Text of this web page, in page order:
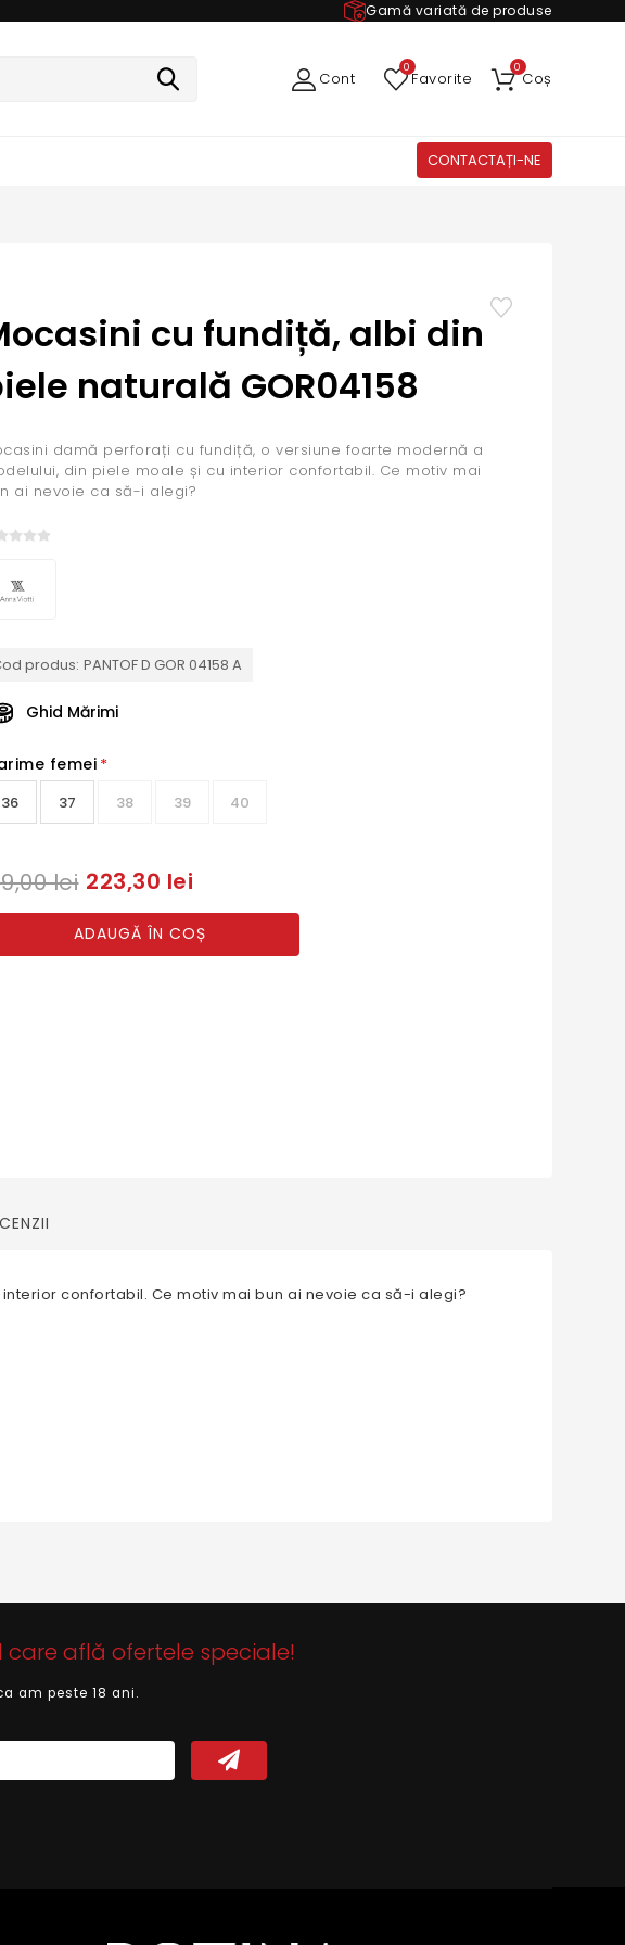
Gamă variată de produse
Cont Favorite
0
Coș
0
CONTACTAȚI-NE
cu fundiță, albi din
naturală GOR04158
damă perforați cu fundiță, o versiune foarte modernă a
din piele moale și cu interior confortabil. Ce motiv mai
ai nevoie ca să-i alegi?
produs: PANTOF D GOR 04158 A
Ghid Mărimi
femei *
36 37 38 39 40
lei 223,30 lei
ADAUGĂ ÎN COȘ
confortabil. Ce motiv mai bun ai nevoie ca să-i alegi?
află ofertele speciale!
am peste 18 ani.